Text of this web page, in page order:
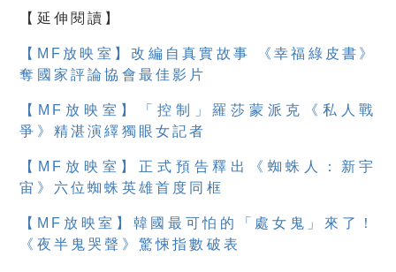
【延伸閱讀】
【MF放映室】改編自真實故事 《幸福綠皮書》
奪國家評論協會最佳影片
【MF放映室】「控制」羅莎蒙派克《私人戰
爭》精湛演繹獨眼女記者
【MF放映室】正式預告釋出《蜘蛛人：新宇
宙》六位蜘蛛英雄首度同框
【MF放映室】韓國最可怕的「處女鬼」來了！
《夜半鬼哭聲》驚悚指數破表